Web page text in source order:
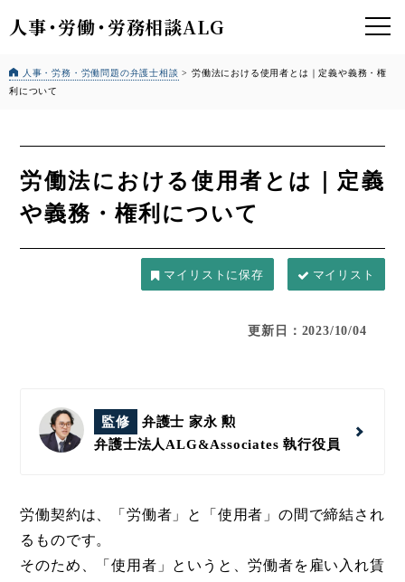
人事・労働・労務相談ALG
人事・労務・労働問題の弁護士相談 >労働法における使用者とは｜定義や義務・権
利について
労働法における使用者とは｜定義
や義務・権利について
マイリスト
更新日：2023/10/04
監修
弁護士 家永 勲
弁護士法人ALG&Associates執行役員
労働契約は、「労働者」と「使用者」の間で締結され
るものです。
そのため、「使用者」というと、労働者を雇い入れ賃